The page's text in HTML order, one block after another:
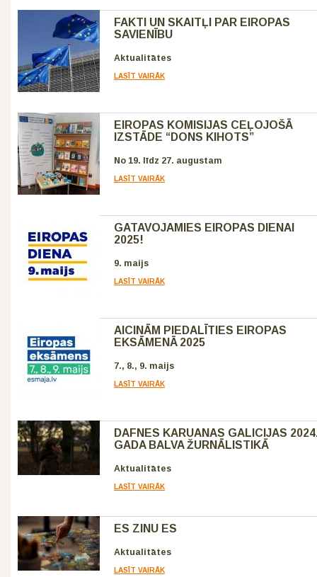
FAKTI UN SKAITĻI PAR EIROPAS
SAVIENĪBU
Aktualitātes
LASĪT VAIRĀK
EIROPAS KOMISIJAS CEĻOJOŠĀ
IZSTĀDE “DONS KIHOTS”
No 19. līdz 27. augustam
LASĪT VAIRĀK
GATAVOJAMIES EIROPAS DIENAI
2025!
9. maijs
LASĪT VAIRĀK
AICINĀM PIEDALĪTIES EIROPAS
EKSĀMENĀ 2025
7., 8., 9. maijs
LASĪT VAIRĀK
DAFNES KARUANAS GALICIJAS
GADA BALVA ŽURNĀLISTIKĀ
Aktualitātes
LASĪT VAIRĀK
ES ZINU ES
Aktualitātes
LASĪT VAIRĀK